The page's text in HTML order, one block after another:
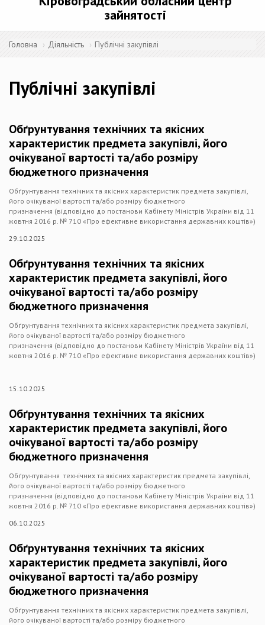
зайнятості
Головна Діяльність Публічні закупівлі
Публічні закупівлі
Обґрунтування технічних та якісних
характеристик предмета закупівлі, його
очікуваної вартості та/або розміру
бюджетного призначення
Обґрунтування технічних та якісних характеристик предмета закупівлі,
його очікуваної вартості та/або розміру бюджетного
призначення (відповідно до постанови Кабінету Міністрів України від 11
жовтня 2016 р. № 710 «Про ефективне використання державних коштів»)
29.10.2025
Обґрунтування технічних та якісних
характеристик предмета закупівлі, його
очікуваної вартості та/або розміру
бюджетного призначення
Обґрунтування технічних та якісних характеристик предмета закупівлі,
його очікуваної вартості та/або розміру бюджетного
призначення (відповідно до постанови Кабінету Міністрів України від 11
жовтня 2016 р. № 710 «Про ефективне використання державних коштів»)
15.10.2025
Обґрунтування технічних та якісних
характеристик предмета закупівлі, його
очікуваної вартості та/або розміру
бюджетного призначення
Обґрунтування технічних та якісних характеристик предмета закупівлі,
його очікуваної вартості та/або розміру бюджетного
призначення (відповідно до постанови Кабінету Міністрів України від 11
жовтня 2016 р. № 710 «Про ефективне використання державних коштів»)
06.10.2025
Обґрунтування технічних та якісних
характеристик предмета закупівлі, його
очікуваної вартості та/або розміру
бюджетного призначення
Обґрунтування технічних та якісних характеристик предмета закупівлі,
його очікуваної вартості та/або розміру бюджетного